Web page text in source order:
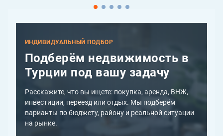
ИНДИВИДУАЛЬНЫЙ ПОДБОР
Подберём недвижимость в
Турции под вашу задачу
Расскажите, что вы ищете: покупка, аренда, ВНЖ,
инвестиции, переезд или отдых. Мы подберём
варианты по бюджету, району и реальной ситуации
на рынке.